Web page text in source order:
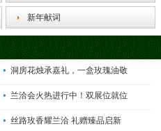
新年献词
洞房花烛承嘉礼，一盒玫瑰油敬
兰洽会火热进行中！双展位就位
丝路玫香耀兰洽 礼赠臻品启新